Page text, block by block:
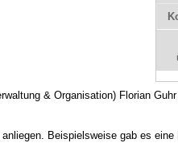
& Organisation) Florian
Beispielsweise gab es